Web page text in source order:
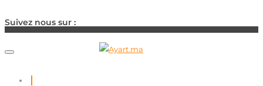
Suivez nous sur :